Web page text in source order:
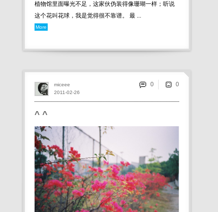
植物馆里面曝光不足，这家伙伪装得像珊瑚一样；听说
这个花叫花球，我是觉得很不靠谱。 最 ...
More
^ ^
2011-02-26
miceee 0